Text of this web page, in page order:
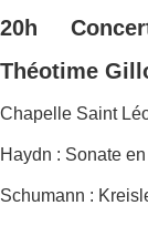
20h
Théotime
Chapelle Saint
Haydn : Sonate
Schumann :